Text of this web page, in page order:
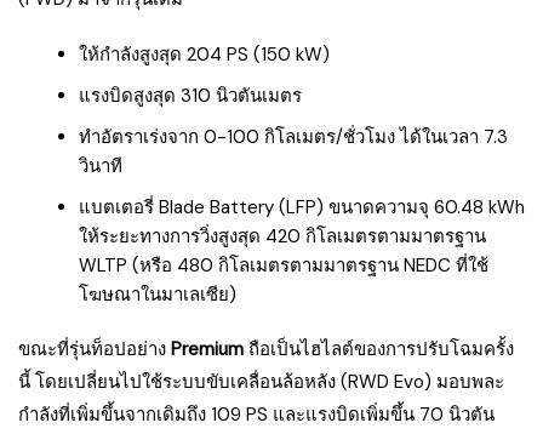
ให้กำลังสูงสุด 204 PS (150 kW)
แรงบิดสูงสุด 310 นิวตันเมตร
ทำอัตราเร่งจาก 0-100 กิโลเมตร/ชั่วโมง ได้ในเวลา 7.3
วินาที
แบตเตอรี่ Blade Battery (LFP) ขนาดความจุ 60.48 kWh
ให้ระยะทางการวิ่งสูงสุด 420 กิโลเมตรตามมาตรฐาน
WLTP (หรือ 480 กิโลเมตรตามมาตรฐาน NEDC ที่ใช้
โฆษณาในมาเลเซีย)
ขณะที่รุ่นท็อปอย่าง Premium ถือเป็นไฮไลต์ของการปรับโฉมครั้ง
นี้ โดยเปลี่ยนไปใช้ระบบขับเคลื่อนล้อหลัง (RWD Evo) มอบพละ
กำลังที่เพิ่มขึ้นจากเดิมถึง 109 PS และแรงบิดเพิ่มขึ้น 70 นิวตัน